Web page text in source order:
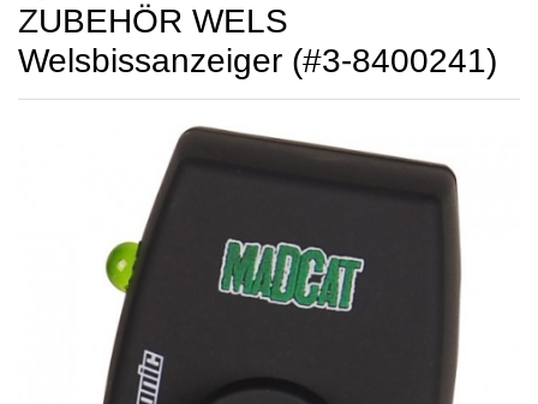
ZUBEHÖR WELS
Welsbissanzeiger (#3-8400241)